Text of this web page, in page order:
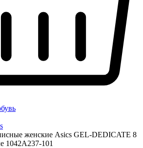
женские Asics GEL-DEDICATE 8
1042A237-101